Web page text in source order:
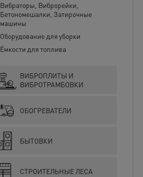
Вибраторы, Виброрейки,
Бетономешалки, Затирочные
машины
Оборудование для уборки
Ёмкости для топлива
ВИБРОПЛИТЫ И
ВИБРОТРАМБОВКИ
ОБОГРЕВАТЕЛИ
БЫТОВКИ
СТРОИТЕЛЬНЫЕ ЛЕСА